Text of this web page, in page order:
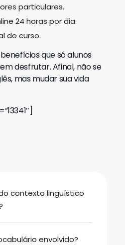
particulares.
24 horas por dia.
do curso.
que só alunos
desfrutar. Afinal, não se
mas mudar sua vida
contexto linguístico
envolvido?